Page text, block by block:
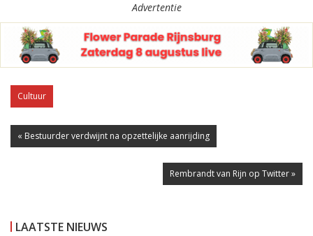
Advertentie
Cultuur
« Bestuurder verdwijnt na opzettelijke aanrijding
Rembrandt van Rijn op Twitter »
LAATSTE NIEUWS